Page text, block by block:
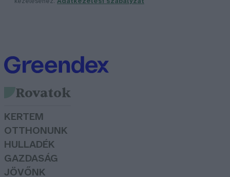
Rovatok
KERTEM
OTTHONUNK
HULLADÉK
GAZDASÁG
JÖVŐNK